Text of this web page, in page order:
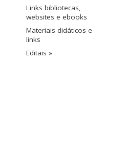
Links bibliotecas,
websites e ebooks
Materiais didáticos e
links
Editais »